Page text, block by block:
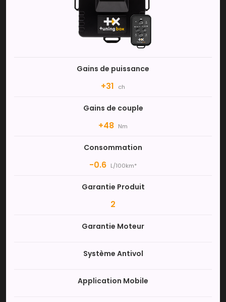
Gains de puissance
+31 ch
Gains de couple
+48 Nm
Consommation
-0.6 L/100km*
Garantie Produit
2
Garantie Moteur
Système Antivol
Application Mobile